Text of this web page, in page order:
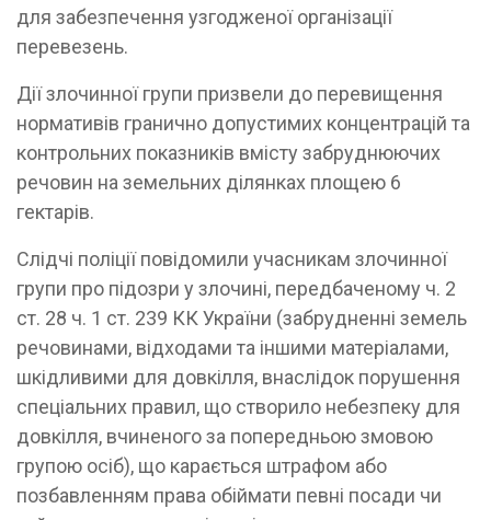
для забезпечення узгодженої організації
перевезень.
Дії злочинної групи призвели до перевищення
нормативів гранично допустимих концентрацій та
контрольних показників вмісту забруднюючих
речовин на земельних ділянках площею 6
гектарів.
Слідчі поліції повідомили учасникам злочинної
групи про підозри у злочині, передбаченому ч. 2
ст. 28 ч. 1 ст. 239 КК України (забрудненні земель
речовинами, відходами та іншими матеріалами,
шкідливими для довкілля, внаслідок порушення
спеціальних правил, що створило небезпеку для
довкілля, вчиненого за попередньою змовою
групою осіб), що карається штрафом або
позбавленням права обіймати певні посади чи